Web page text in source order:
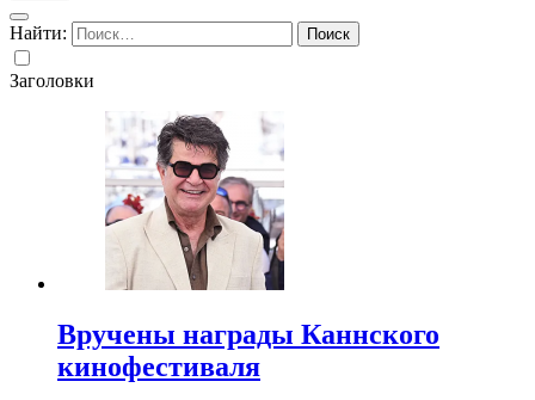
Найти:
Заголовки
Вручены награды Каннского
кинофестиваля